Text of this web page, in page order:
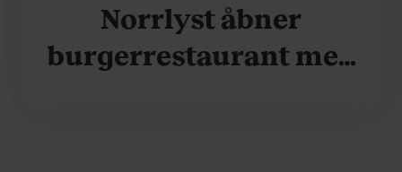
Norrlyst åbner
burgerrestaurant med